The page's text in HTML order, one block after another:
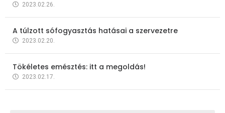
2023.02.26.
A túlzott sófogyasztás hatásai a szervezetre
2023.02.20.
Tökéletes emésztés: itt a megoldás!
2023.02.17.